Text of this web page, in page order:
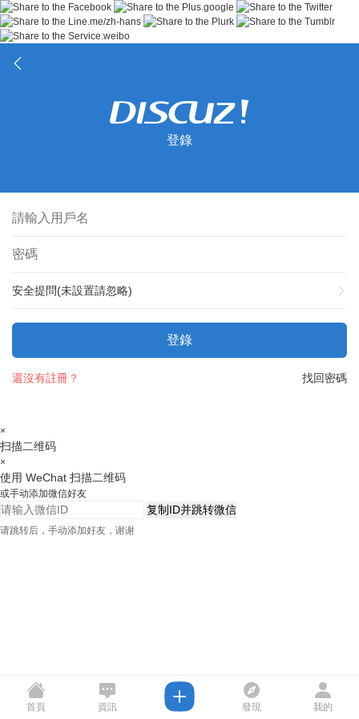
登錄
安全提問(未設置請忽略)
登錄
找回密碼
還沒有註冊？
×
扫描二维码
×
使用 WeChat 扫描二维码
或手动添加微信好友
复制ID并跳转微信
请跳转后，手动添加好友，谢谢
首頁 資訊 發現 我的